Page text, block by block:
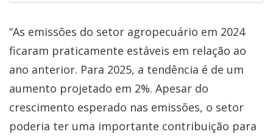
“As emissões do setor agropecuário em 2024
ficaram praticamente estáveis em relação ao
ano anterior. Para 2025, a tendência é de um
aumento projetado em 2%. Apesar do
crescimento esperado nas emissões, o setor
poderia ter uma importante contribuição para